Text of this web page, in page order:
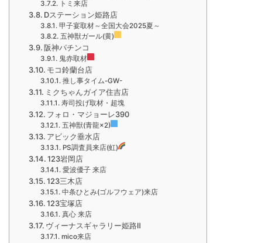
トミ来店
Dステーション姫路店
甲子宴取材～全国大会2025夏～
五神獣ガール(黄)
阪神パチンコ
鬼赤取材
モコ鈴蘭台店
推し事タイム-GW-️‍
ミクちゃんガイア住吉店
寿司投げ取材・超塊
フォロ・マジョーレ390
五神獣(青龍×2)
アビック垂水店
PS調査員来店(虹)
123岩岡店
愛波優子 来店
123三木店
中条ひとみ(ゴルフウェア)来店
123宝塚店
真心 来店
ヴィーナスギャラリー姫路Ⅱ
mico来店